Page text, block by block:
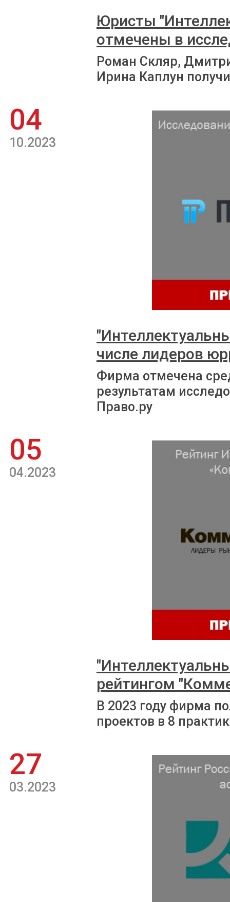
Юристы
отмечены в
Роман Скляр,
Ирина Каплун
04
10.2023
числе лидеров
Фирма отмечена
результатам
Право.ру
05
04.2023
рейтингом
В 2023 году фирма
проектов в 8
27
03.2023